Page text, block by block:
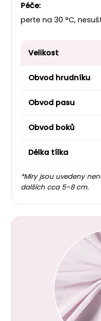
Péče:
perte na 30 °C,
Velikost
Obvod hrudníku
Obvod pasu
Obvod boků
Délka tílka
*Míry jsou uvedeny
dalších cca 5–8 cm.